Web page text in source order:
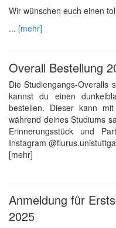
Wir wünschen euch einen
... [mehr]
Overall Bestellung
Die Studiengangs-Overalls
kannst du einen
bestellen. Dieser kann
während deines Studiums
Erinnerungsstück und
Instagram
[mehr]
Anmeldung für
2025